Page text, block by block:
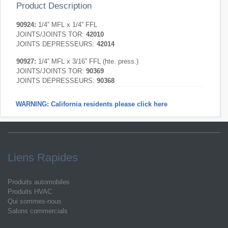
Product Description
90924: 1/4” MFL x 1/4” FFL
JOINTS/JOINTS TOR: 42010
JOINTS DEPRESSEURS: 42014
90927: 1/4” MFL x 3/16” FFL (hte. press.)
JOINTS/JOINTS TOR: 90369
JOINTS DEPRESSEURS: 90368
WARNING: California residents please click here
Liens Rapides
Produits automobiles
Produits HVAC
Qui sommes-nous
Salons commercials